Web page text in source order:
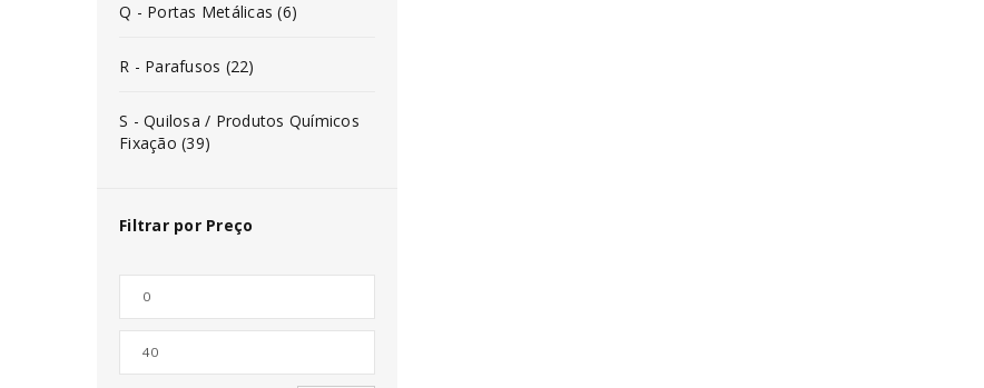
Q - Portas Metálicas (6)
R - Parafusos (22)
S - Quilosa / Produtos Químicos
Fixação (39)
Filtrar por Preço